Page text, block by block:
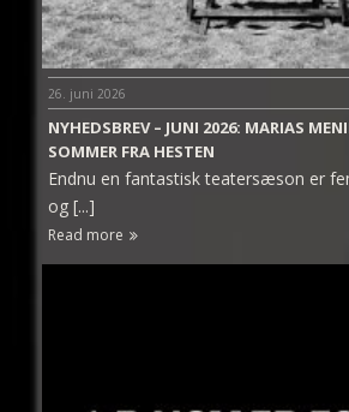
26. juni 2026
NYHEDSBREV – JUNI 2026: MARIAS
SOMMER FRA HESTEN
Endnu en fantastisk teatersæson er
og [...]
Read more